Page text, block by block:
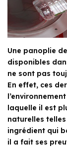
Une panoplie
disponibles
ne sont pas
En effet, ces
laquelle il est
naturelles telles
ingrédient qui
il a fait ses